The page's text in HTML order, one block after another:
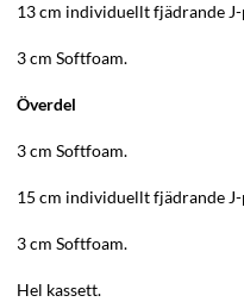
13 cm individuellt fjädrande
3 cm Softfoam.
Överdel
3 cm Softfoam.
15 cm individuellt fjädrande
3 cm Softfoam.
Hel kassett.